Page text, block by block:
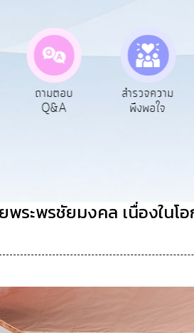
สำรวจความ
พึงพอใจ
ผู้รับเบีย
ยังชีพ
ระพรชัยมงคล เนื่องในโ